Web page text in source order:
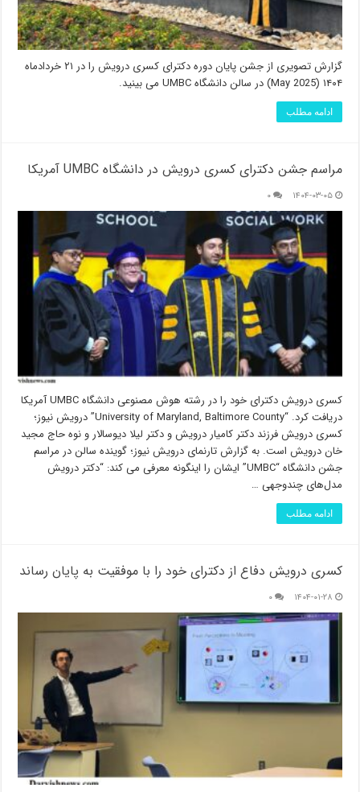
گزارش تصویری از جشن پایان دوره دکترای کسری درویش را در ۲۱ خردادماه
۱۴۰۴ (May 2025) در سالن دانشگاه UMBC می بینید.
ادامه مطلب
مراسم جشن دکترای کسری درویش در دانشگاه UMBC آمریکا
۱۴۰۴-۰۳-۰۵ ۰
کسری درویش دکترای خود را در رشته هوش مصنوعی دانشگاه UMBC آمریکا
دریافت کرد. “University of Maryland, Baltimore County” درویش نیوز؛
کسری درویش فرزند دکتر کامیار درویش و دکتر لیلا دیوسالار و نوه حاج مجید
خان درویش است. به گزارش تارنمای درویش نیوز؛ گوینده سالن در مراسم
جشن دانشگاه “UMBC” ایشان را اینگونه معرفی می کند: “دکتر درویش
مدل‌های چندوجهی …
ادامه مطلب
کسری درویش دفاع از دکترای خود را با موفقیت به پایان رساند
۱۴۰۴-۰۱-۲۸ ۰